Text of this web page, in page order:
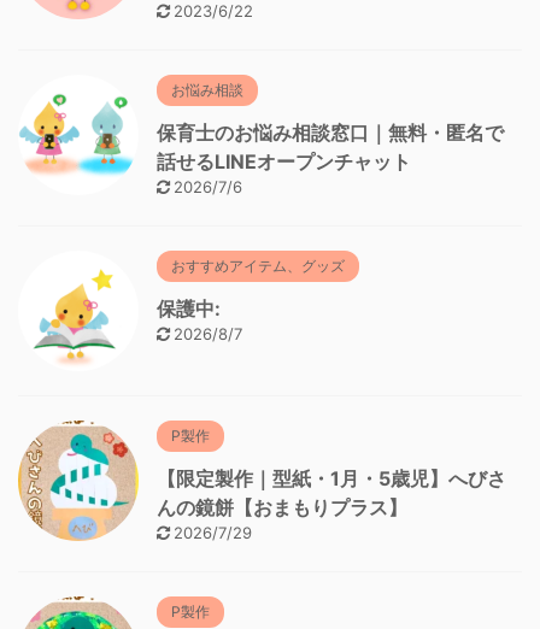
2023/6/22
お悩み相談
保育士のお悩み相談窓口｜無料・匿名で
話せるLINEオープンチャット
2026/7/6
おすすめアイテム、グッズ
保護中:
2026/8/7
P製作
【限定製作｜型紙・1月・5歳児】へびさ
んの鏡餅【おまもりプラス】
2026/7/29
P製作